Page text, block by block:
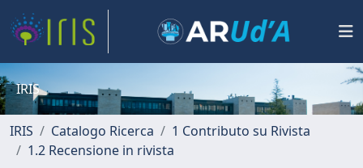
IRIS
IRIS Catalogo Ricerca
1 Contributo su Rivista
1.2 Recensione in rivista